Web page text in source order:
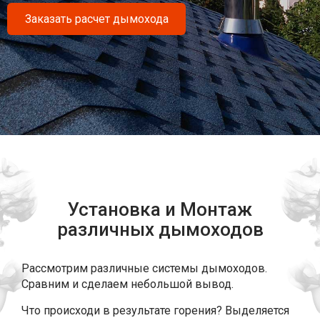
Заказать расчет дымохода
Установка и Монтаж
различных дымоходов
Рассмотрим различные системы дымоходов.
Сравним и сделаем небольшой вывод.
Что происходи в результате горения? Выделяется